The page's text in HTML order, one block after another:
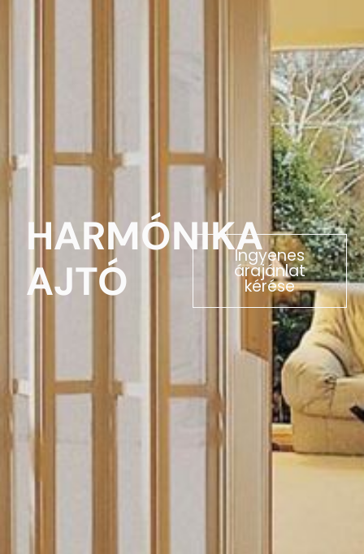
HARMÓNIKA
AJTÓ
Ingyenes
árajánlat
kérése